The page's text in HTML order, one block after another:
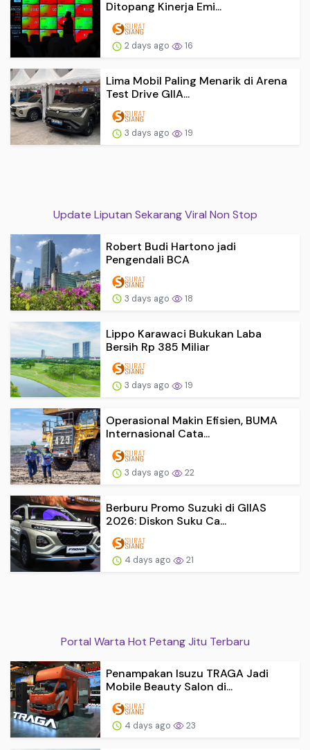
Ditopang Kinerja Emi...
2 days ago 16
Lima Mobil Paling Menarik di Arena
Test Drive GIIA...
3 days ago 19
Update Liputan Sekarang Viral Non Stop
Robert Budi Hartono jadi
Pengendali BCA
3 days ago 18
Lippo Karawaci Bukukan Laba
Bersih Rp 385 Miliar
3 days ago 19
Operasional Makin Efisien, BUMA
Internasional Cata...
3 days ago 22
Berburu Promo Suzuki di GIIAS
2026: Diskon Suku Ca...
4 days ago 21
Portal Warta Hot Petang Jitu Terbaru
Penampakan Isuzu TRAGA Jadi
Mobile Beauty Salon di...
4 days ago 23